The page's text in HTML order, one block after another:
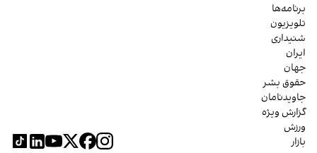
برنامه‌ها
تلویزیون
شنیداری
ایران
جهان
حقوق بشر
جاویدنامان
گزارش ویژه
ورزش
بازار